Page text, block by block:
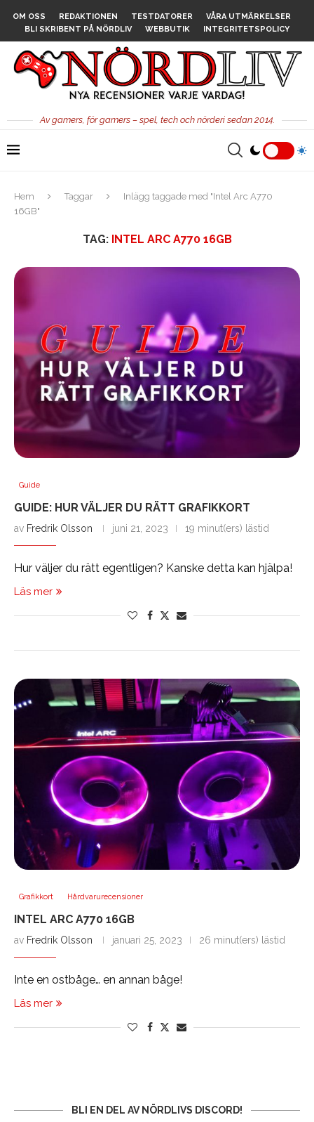
OM OSS REDAKTIONEN TESTDATORER
VÅRA UTMÄRKELSER
BLI SKRIBENT PÅ NÖRDLIV
WEBBUTIK INTEGRITETSPOLICY
Av gamers, för gamers – spel, tech och nörderi sedan 2014.
Hem Taggar
Inlägg taggade med "Intel Arc A770
16GB"
TAG: INTEL ARC A770 16GB
Guide
GUIDE: HUR VÄLJER DU RÄTT GRAFIKKORT
av Fredrik Olsson juni 21, 2023 19 minut(ers) lästid
Hur väljer du rätt egentligen? Kanske detta kan hjälpa!
Läs mer
Grafikkort Hårdvarurecensioner
INTEL ARC A770 16GB
av Fredrik Olsson januari 25, 2023 26 minut(ers) lästid
Inte en ostbåge… en annan båge!
Läs mer
BLI EN DEL AV NÖRDLIVS DISCORD!